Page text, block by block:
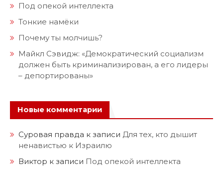
Под опекой интеллекта
Тонкие намёки
Почему ты молчишь?
Майкл Сэвидж: «Демократический социализм
должен быть криминализирован, а его лидеры
– депортированы»
Новые комментарии
Суровая правда к записи Для тех, кто дышит
ненавистью к Израилю
Виктор к записи Под опекой интеллекта